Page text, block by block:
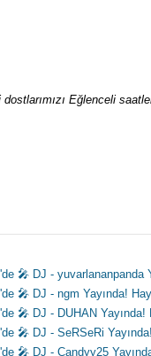
Eğlenceli
🎤 DJ - yuvarlananpanda
🎤 DJ - ngm Yayında!
🎤 DJ - DUHAN
🎤 DJ - SeRSeRi
🎤 DJ - Candyy25